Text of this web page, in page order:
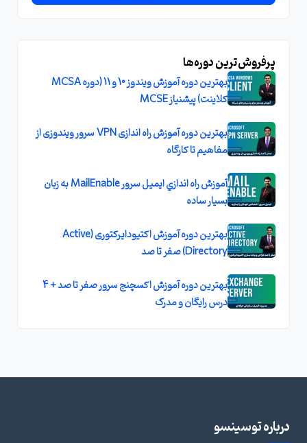
پرفروش‌ترین دوره‌ها
بهترین دوره آموزش ویندوز 10 و 11 (دوره MCSA
کلاینت) پیشنیاز MCSE
بهترین دوره آموزش راه اندازی VPN سرور ویندوزی از
مفاهیم تا کارگاه
آموزش راه اندازي ايميل سرور MailEnable به زبان
بسيار ساده
بهترین دوره آموزش اکتیودایرکتوری (Active
Directory) صفر تا صد
بهترین دوره آموزش اکسچنج سرور صفر تا صد + 4
درس رایگان و مدرک
درباره توسینسو